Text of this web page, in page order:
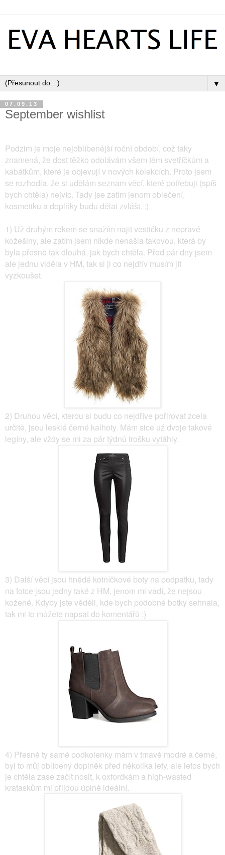
▼
07.09.13
September wishlist
Podzim je moje nejoblíbenější roční období, což taky
znamená, že dost těžko odolávám všem těm svetříčkům a
kabátkům, které je objevují v nových kolekcích. Proto jsem
se rozhodla, že si udělám seznam věcí, které potřebuji (spíš
bych chtěla) nejvíc. Tady jse zatím jenom oblečení,
kosmetiku a doplňky budu dělat zvlášt. :)
1) Už druhým rokem se snažím najit vestičku z nepravé
kožešiny, ale zatím jsem nikde nenašla takovou, která by
byla přesně tak dlouhá, jak bych chtěla. Před pár dny jsem
ale jednu viděla v HM, tak si ji co nejdřív musím jít
vyzkoušet.
2) Druhou věcí, kterou si budu co nejdříve pořirovat zcela
určitě, jsou lesklé černé kalhoty. Mám sice už dvoje takové
legíny, ale vždy se mi za pár týdnů trošku vytáhly.
3) Další věcí jsou hnědé kotníčkové boty na podpatku, tady
na fotce jsou jedny také z HM, jenom mi vadí, že nejsou
kožené. Kdyby jste věděli, kde bych podobné botky sehnala,
tak mi to můžete napsat do komentářů :)
4) Přesně ty samé podkolenky mám v tmavě modré a černé,
byl to můj oblíbený doplněk před několika lety, ale letos bych
je chtěla zase začít nosit, k oxfordkám a high-wasted
krataskům mi přijdou úplně ideální.